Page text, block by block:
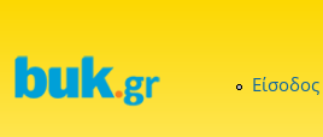
Είσοδος